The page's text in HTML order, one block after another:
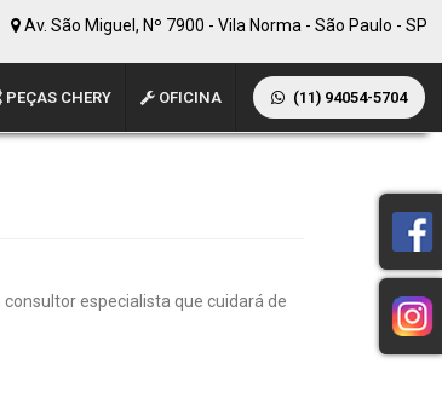
Av. São Miguel, Nº 7900 - Vila Norma - São Paulo - SP
PEÇAS CHERY OFICINA (11) 94054-5704
especialista que cuidará de